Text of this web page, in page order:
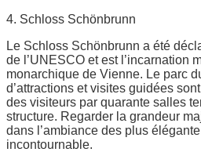
4. Schloss Schönbrunn
Le Schloss Schönbrunn a été
de l’UNESCO et est l’incarnation
monarchique de Vienne. Le parc
d’attractions et visites guidées
des visiteurs par quarante salles
structure. Regarder la grandeur
dans l’ambiance des plus
incontournable.